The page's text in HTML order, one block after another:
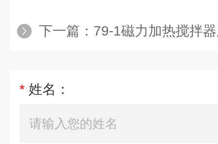
下一篇： 79-1磁力加热搅拌
* 姓名：